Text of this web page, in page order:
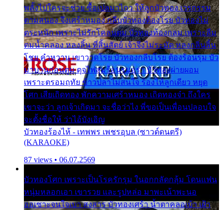
พลั้งไปใครจะช่วย ซื้อเปลมาไกว ให้ลูกบัวทอง เวรกรรม
ตามสนอง จึงเศร้าหมอง กลีบบัวทองต้องโรย บัวทองไม่
ตระหนัก เพราะไม่รักโคลนตม บัวทองท้องกลม เพราะลืม
ตมน้ำคลอง หลงลิ้น ที่สิ้นสัตย์ เจ้าจึงไม่ระมัด หลงกลิ่นลิ้น
โชย คำหวาน เขาวาดโรย บัวทองกลีบโรย ต้องร้อนรุม บัว
มาบานก่อนตูม ดุจไฟสุมร้อนรุมอุรา บัวทองผ่ายผอม
เพราะตรอมฤทัย ข้าวปลาไม่สนใจ ร้องไห้ลูกเดียว หยุด
โศก เสียเถิดทอง พักความเศร้าหมอง เถิดทองจ๋า ถึงใคร
เขาจะว่า ลูกเจ้าเกิดมา จะชื่อว่าไง พี่ขอเป็นเพื่อนปลอบใจ
จะตั้งชื่อให้ ว่าไอ้บังเอิญ
บัวทองร้องไห้ - เทพพร เพชรอุบล (ซาวด์ดนตรี)
(KARAOKE)
87 views • 06.07.2569
บัวทองโศก เพราะเป็นโรครักรุม ในอกกลัดกลุ้ม โดนแฟน
หนุ่มหลอกเอา เขารวย และรูปหล่อ มาพะเน้าพะนอ
ออเซาะจนใจเบา สงสาร บัวทองเศร้า น้ำตาคลอเบ้า เฝ้า